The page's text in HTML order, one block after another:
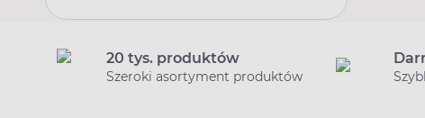
20 tys. produktów
Szeroki asortyment produktów